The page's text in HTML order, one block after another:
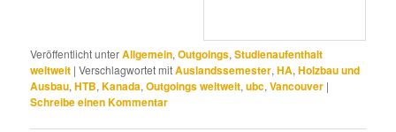
Veröffentlicht unterAllgemein,Outgoings,Studienaufenthalt
weltweit |Verschlagwortet mitAuslandssemester,HA,Holzbau und
Ausbau,HTB,Kanada,Outgoings weltweit,ubc,Vancouver |
Schreibe einen Kommentar